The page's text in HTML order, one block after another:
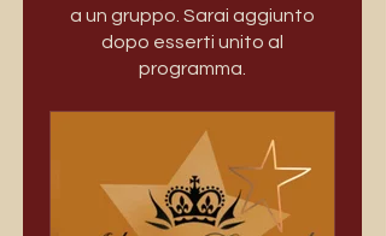
a un gruppo. Sarai aggiunto
dopo esserti unito al
programma.